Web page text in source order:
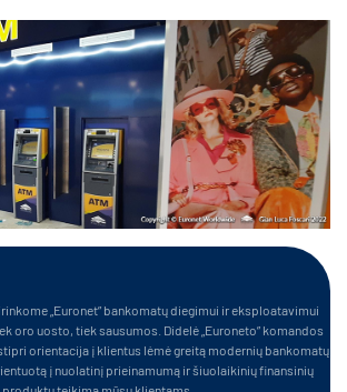
„Euronet” bankomatų diegimui ir eksploatavimui
oro uosto, tiek sausumos. Didelė „Euroneto” komandos
orientacija į klientus lėmė greitą modernių bankomatų
į nuolatinį prieinamumą ir šiuolaikinių finansinių